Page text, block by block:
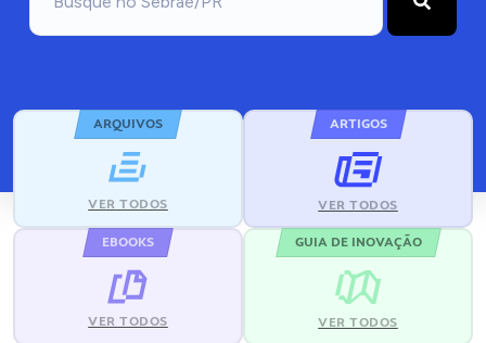
ARQUIVOS
VER TODOS
ARTIGOS
VER TODOS
EBOOKS
VER TODOS
GUIA DE INOVAÇÃO
VER TODOS